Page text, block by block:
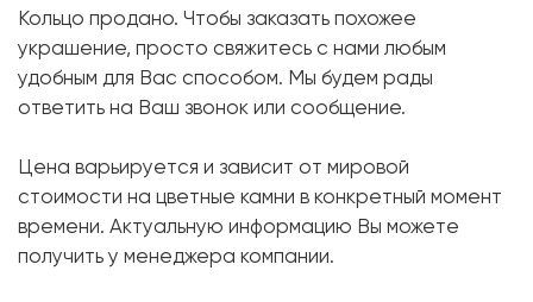
Форма огранки:
Бриллиант:
2 шт. 0.53 карат.
Форма огранки:
Металл:
Белое золото, 750 проба
Вес грамм:
9.3
Размер:
Кольцо продано. Чтобы заказать похожее
украшение, просто свяжитесь с нами любым
удобным для Вас способом. Мы будем рады
ответить на Ваш звонок или сообщение.
Цена варьируется и зависит от мировой
стоимости на цветные камни в конкретный момент
времени. Актуальную информацию Вы можете
получить у менеджера компании.